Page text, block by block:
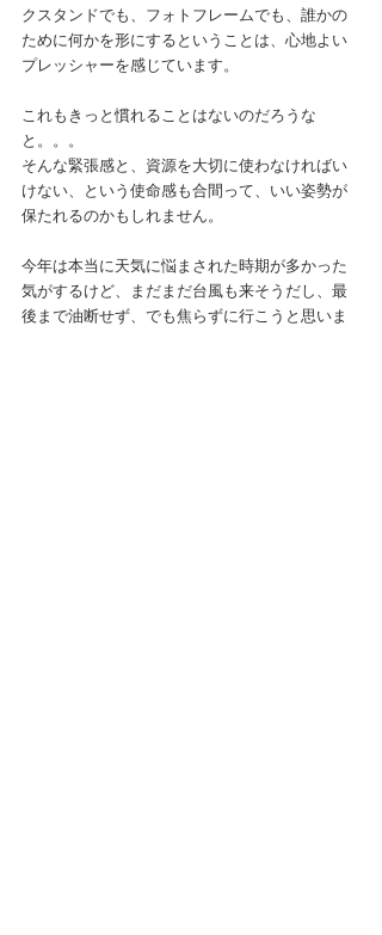
クスタンドでも、フォトフレームでも、誰かの
ために何かを形にするということは、心地よい
プレッシャーを感じています。
これもきっと慣れることはないのだろうな
と。。。
そんな緊張感と、資源を大切に使わなければい
けない、という使命感も合間って、いい姿勢が
保たれるのかもしれません。
今年は本当に天気に悩まされた時期が多かった
気がするけど、まだまだ台風も来そうだし、最
後まで油断せず、でも焦らずに行こうと思いま